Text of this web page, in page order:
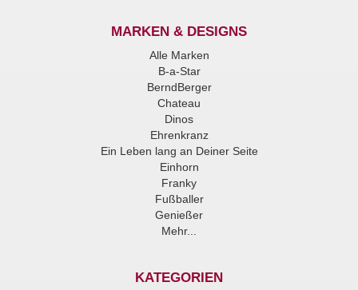
MARKEN & DESIGNS
Alle Marken
B-a-Star
BerndBerger
Chateau
Dinos
Ehrenkranz
Ein Leben lang an Deiner Seite
Einhorn
Franky
Fußballer
Genießer
Mehr...
KATEGORIEN